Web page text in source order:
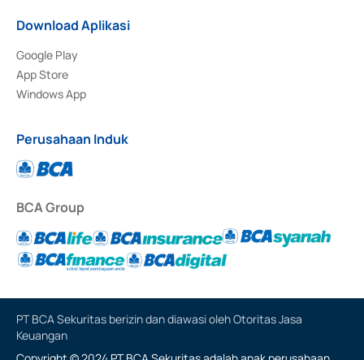
Download Aplikasi
Google Play
App Store
Windows App
Perusahaan Induk
BCA Group
PT BCA Sekuritas berizin dan diawasi oleh Otoritas Jasa
Keuangan